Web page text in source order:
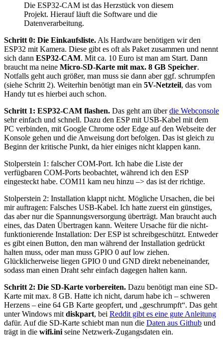
Die ESP32-CAM ist das Herzstück von diesem
Projekt. Hierauf läuft die Software und die
Datenverarbeitung.
Schritt 0: Die Einkaufsliste. Als Hardware benötigen wir den
ESP32 mit Kamera. Diese gibt es oft als Paket zusammen und nennt
sich dann ESP32-CAM. Mit ca. 10 Euro ist man am Start. Dann
braucht ma neine Micro-SD-Karte mit max. 8 GB Speicher.
Notfalls geht auch größer, man muss sie dann aber ggf. schrumpfen
(siehe Schritt 2). Weiterhin benötigt man ein 5V-Netzteil, das vom
Handy tut es hierbei auch schon.
Schritt 1: ESP32-CAM flashen. Das geht am überdie Webconsole
sehr einfach und schnell. Dazu den ESP mit USB-Kabel mit dem
PC verbinden, mit Google Chrome oder Edge auf den Webseite der
Konsole gehen und die Anweisung dort befolgen. Das ist gleich zu
Beginn der kritische Punkt, da hier einiges nicht klappen kann.
Stolperstein 1: falscher COM-Port. Ich habe die Liste der
verfügbaren COM-Ports beobachtet, während ich den ESP
eingesteckt habe. COM11 kam neu hinzu –> das ist der richtige.
Stolperstein 2: Installation klappt nicht. Mögliche Ursachen, die bei
mir auftragen: Falsches USB-Kabel. Ich hatte zuerst ein günstiges,
das aber nur die Spannungsversorgung überträgt. Man braucht auch
eines, das Daten Übertragen kann. Weitere Ursache für die nicht-
funktionierende Installation: Der ESP ist schreibgeschützt. Entweder
es gibt einen Button, den man während der Installation gedrückt
halten muss, oder man muss GPIO 0 auf low ziehen.
Glücklicherweise liegen GPIO 0 und GND direkt nebeneinander,
sodass man einen Draht sehr einfach dagegen halten kann.
Schritt 2: Die SD-Karte vorbereiten. Dazu benötigt man eine SD-
Karte mit max. 8 GB. Hatte ich nicht, darum habe ich – schweren
Herzens – eine 64 GB Karte geopfert, und „geschrumpft“. Das geht
unter Windows mit diskpart, bei Reddit gibt es eine gute Anleitung
dafür. Auf die SD-Karte schiebt man nun die Daten aus Github und
trägt in die wifi.ini seine Netzwerk-Zugangsdaten ein.